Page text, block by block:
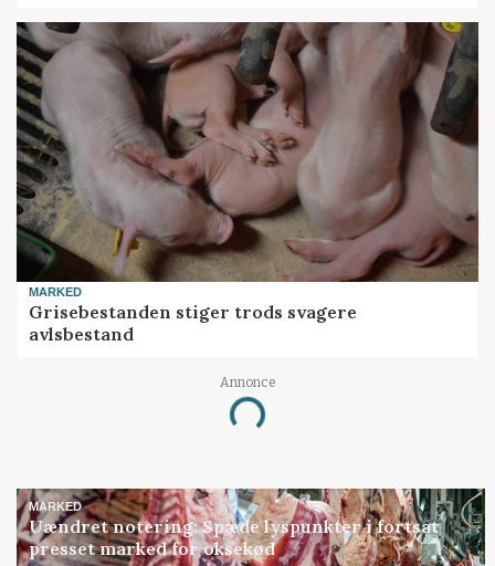
MARKED
Grisebestanden stiger trods svagere
avlsbestand
Annonce
Loading...
MARKED
Uændret notering: Spæde lyspunkter i fortsat
presset marked for oksekød